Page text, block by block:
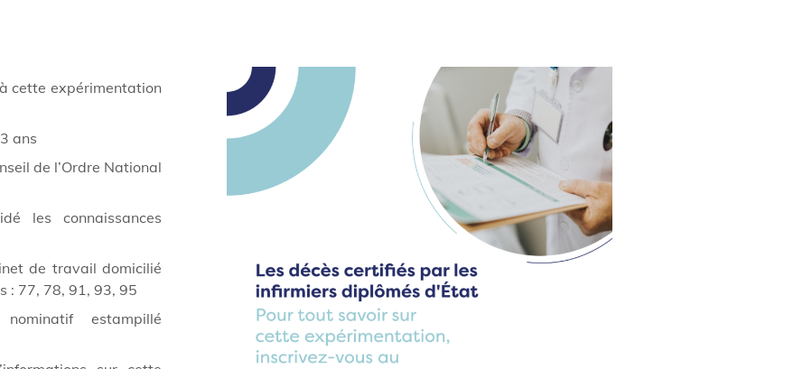
cette expérimentation
ans
de l’Ordre National
les connaissances
de travail domicilié
: 77, 78, 91, 93, 95
estampillé